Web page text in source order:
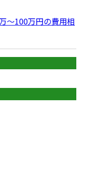
〜100万円の費用相